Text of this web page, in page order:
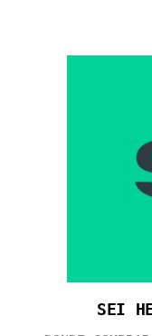
SEI